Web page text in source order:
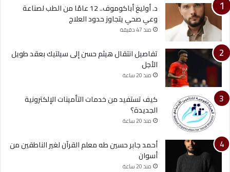
د. أوليغ أباكوموف.. 12 عامًا من الطب لصناعة
وعي صحي يتجاوز حدود العلاج
منذ 47 دقيقة
تفاصيل انتقال هيثم حسن إلى سيلتيك بعقد طويل
الأجل
منذ 20 ساعة
كيف تستفيد من خدمات التأمينات الإلكترونية
الجديدة؟
منذ 20 ساعة
أحمد جابر حسين طه معلم القرآن لغير الناطقين من
أسوان
منذ 20 ساعة